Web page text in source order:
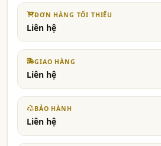
ĐƠN HÀNG TỐI THIỂU
Liên hệ
GIAO HÀNG
Liên hệ
BẢO HÀNH
Liên hệ